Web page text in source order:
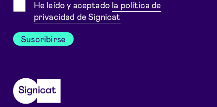
Consentimiento
He leído y aceptado la política de
privacidad de Signicat
Suscribirse